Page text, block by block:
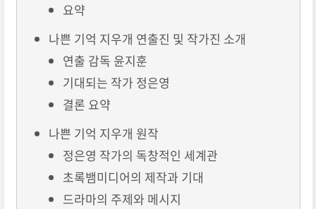
요약
나쁜 기억 지우개 연출진 및 작가진 소개
연출 감독 윤지훈
기대되는 작가 정은영
결론 요약
나쁜 기억 지우개 원작
정은영 작가의 독창적인 세계관
초록뱀미디어의 제작과 기대
드라마의 주제와 메시지